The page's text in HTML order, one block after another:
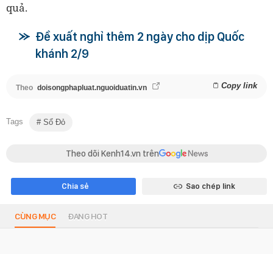
quả.
Đề xuất nghỉ thêm 2 ngày cho dịp Quốc
khánh 2/9
Theo doisongphapluat.nguoiduatin.vn Copy link
Tags Sổ Đỏ
Theo dõi Kenh14.vn trên
Chia sẻ Sao chép link
CÙNG MỤC ĐANG HOT